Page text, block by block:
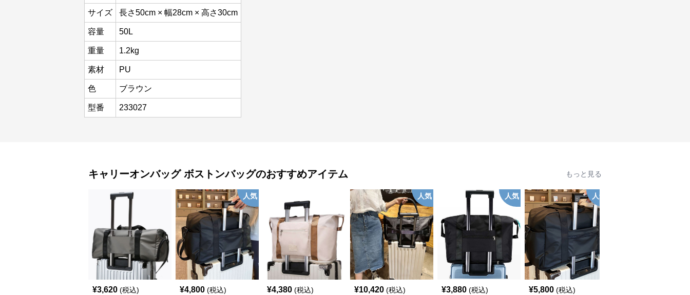
サイズ 長さ50cm × 幅28cm × 高さ30cm
容量 50L
重量 1.2kg
素材 PU
色 ブラウン
型番 233027
キャリーオンバッグ ボストンバッグのおすすめアイテム もっと見る
¥3,620 (税込)
人気
¥4,800 (税込) ¥4,380 (税込)
人気
¥10,420 (税込)
人気
¥3,880 (税込)
人気
¥5,800 (税込)